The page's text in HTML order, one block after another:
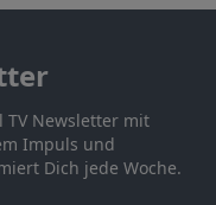
TV Newsletter mit
Impuls und
Dich jede Woche.